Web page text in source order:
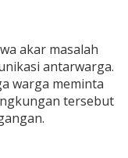
akar masalah
antarwarga.
warga meminta
tersebut